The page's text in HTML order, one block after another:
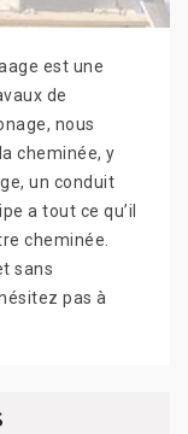
est une
de
nous
cheminée, y
un conduit
a tout ce qu’il
cheminée.
sans
pas à